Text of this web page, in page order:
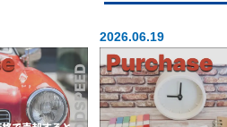
2026.06.19